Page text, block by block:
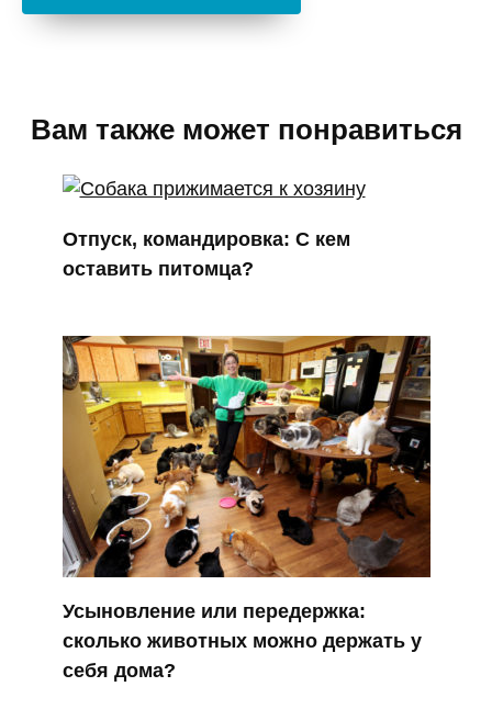
Вам также может понравиться
Отпуск, командировка: С кем
оставить питомца?
Усыновление или передержка:
сколько животных можно держать у
себя дома?